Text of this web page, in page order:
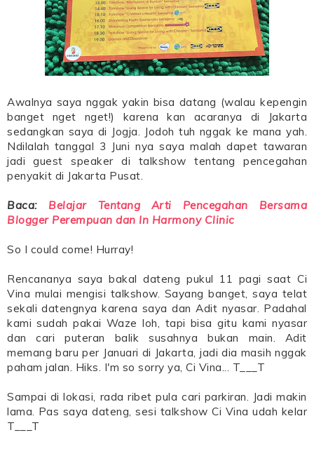
Awalnya saya nggak yakin bisa datang (walau kepengin
banget nget nget!) karena kan acaranya di Jakarta
sedangkan saya di Jogja. Jodoh tuh nggak ke mana yah.
Ndilalah tanggal 3 Juni nya saya malah dapet tawaran
jadi guest speaker di talkshow tentang pencegahan
penyakit di Jakarta Pusat.
Baca: Belajar Tentang Arti Pencegahan Bersama
Blogger Perempuan dan In Harmony Clinic
So I could come! Hurray!
Rencananya saya bakal dateng pukul 11 pagi saat Ci
Vina mulai mengisi talkshow. Sayang banget, saya telat
sekali datengnya karena saya dan Adit nyasar. Padahal
kami sudah pakai Waze loh, tapi bisa gitu kami nyasar
dan cari puteran balik susahnya bukan main. Adit
memang baru per Januari di Jakarta, jadi dia masih nggak
paham jalan. Hiks. I'm so sorry ya, Ci Vina... T___T
Sampai di lokasi, rada ribet pula cari parkiran. Jadi makin
lama. Pas saya dateng, sesi talkshow Ci Vina udah kelar
T___T